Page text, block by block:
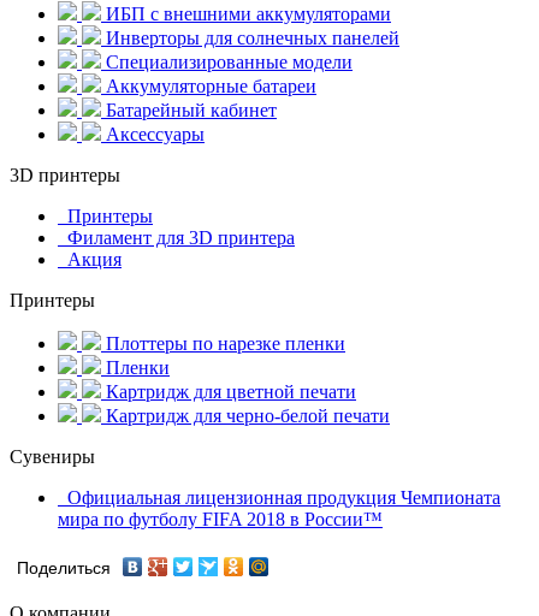
ИБП с внешними аккумуляторами
Инверторы для солнечных панелей
Специализированные модели
Аккумуляторные батареи
Батарейный кабинет
Аксессуары
3D принтеры
Принтеры
Филамент для 3D принтера
Акция
Принтеры
Плоттеры по нарезке пленки
Пленки
Картридж для цветной печати
Картридж для черно-белой печати
Сувениры
Официальная лицензионная продукция Чемпионата
мира по футболу FIFA 2018 в России™
Поделиться